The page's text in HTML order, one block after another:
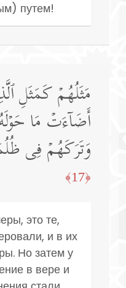
путем!
مَثَلُهُمۡ كَمَثَلِ
أَضَاۤءَتۡ مَا
وَتَرَكَهُمۡ فِی
﴿17﴾
это те,
и в их
Но затем у
в вере и